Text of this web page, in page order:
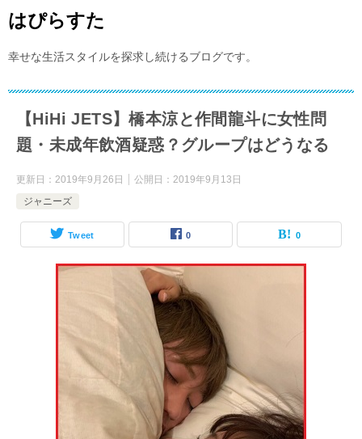
はぴらすた
幸せな生活スタイルを探求し続けるブログです。
【HiHi JETS】橋本涼と作間龍斗に女性問
題・未成年飲酒疑惑？グループはどうなる
更新日： 2019年9月26日 公開日： 2019年9月13日
ジャニーズ
Tweet 0 0